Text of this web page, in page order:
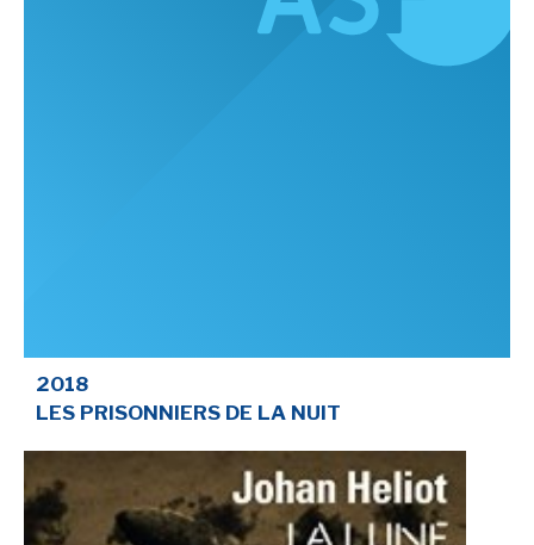
2018
LES PRISONNIERS DE LA NUIT